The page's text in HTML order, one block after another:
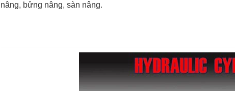
nâng, bửng nâng, sàn nâng.